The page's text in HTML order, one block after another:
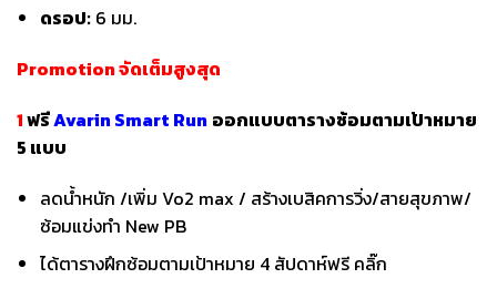
ดรอป:6 มม.
Promotion จัดเต็มสูงสุด
1ฟรีAvarin Smart Run ออกแบบตารางซ้อมตามเป้าหมาย
5 แบบ
ลดน้ำหนัก /เพิ่ม Vo2 max / สร้างเบสิคการวิ่ง/สายสุขภาพ/
ซ้อมแข่งทำ New PB
ได้ตารางฝึกซ้อมตามเป้าหมาย 4 สัปดาห์ฟรี คลิ๊ก